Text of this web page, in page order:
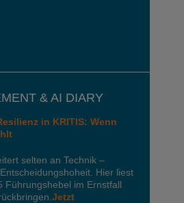
& AI DIARY
in KRITIS: Wenn
selten an Technik –
Hier liest
Führungshebel im Ernstfall
Jetzt